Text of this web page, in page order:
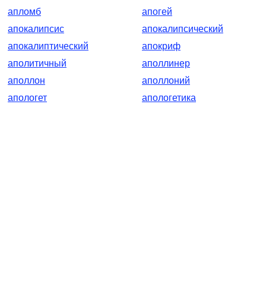
апломб
апогей
апокалипсис
апокалипсический
апокалиптический
апокриф
аполитичный
аполлинер
аполлон
аполлоний
апологет
апологетика